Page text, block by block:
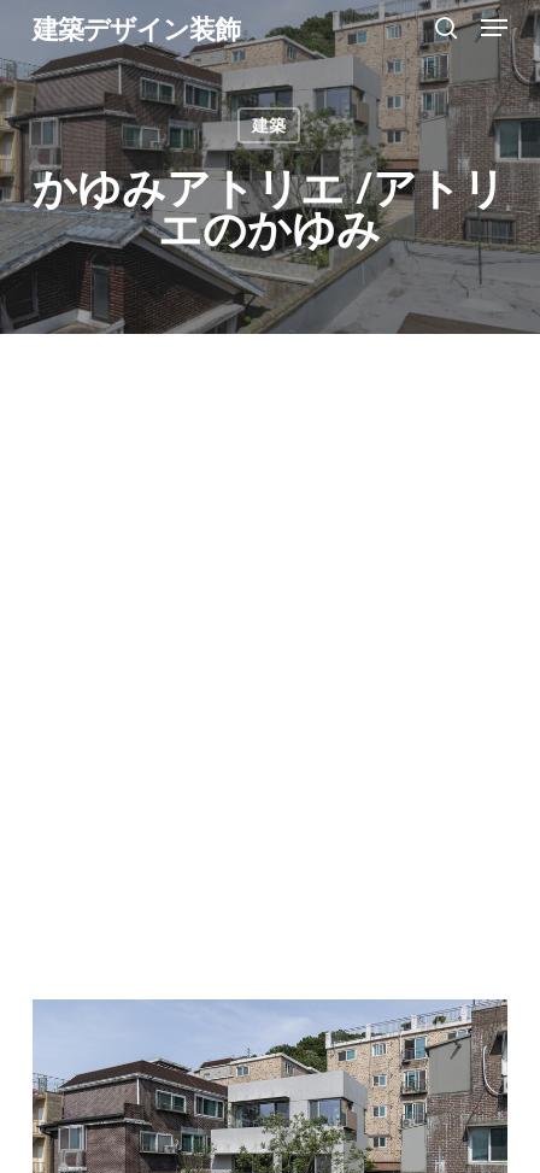
Skip
to
main
content
建築デザイン装飾
search
Menu
建築
かゆみアトリエ /アトリ
エのかゆみ
Close
Menu